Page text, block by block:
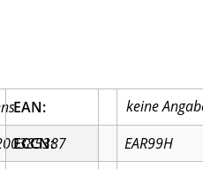
EAN:
ECCN:
EAR99H